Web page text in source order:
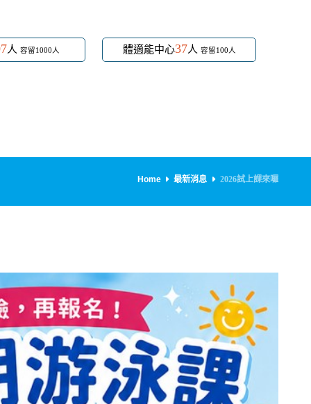
人容留1000人 體適能中心37人 容留100人
Home 最新消息 2026試上課來囉